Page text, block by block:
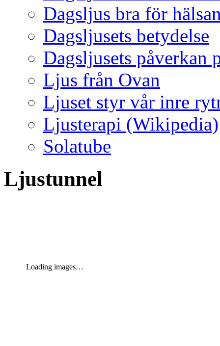
Dagsljus bra för
Dagsljusets betydelse
Dagsljusets påverkan
Ljus från Ovan
Ljuset styr vår inre
Ljusterapi (Wikipedia)
Solatube
Ljustunnel
Loading images…